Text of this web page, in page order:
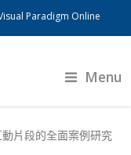
Paradigm Online
Menu
片段的全面案例研究